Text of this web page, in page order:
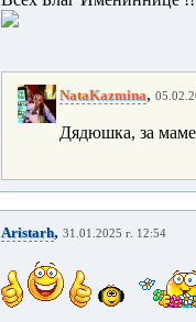
NataKazmina,
Дядюшка, за
Aristarh, 31.01.2025 г. 12:54